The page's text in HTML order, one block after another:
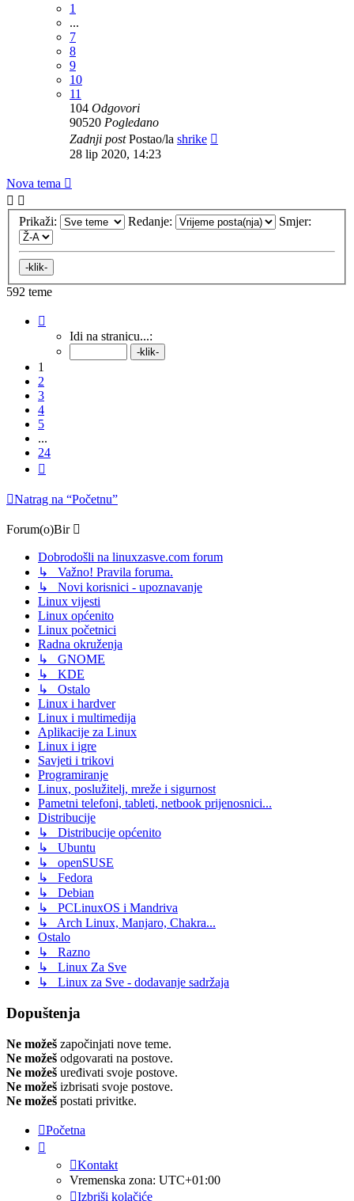
1
...
7
8
9
10
11
104 Odgovori
90520 Pogledano
Zadnji postPostao/la shrike
28 lip 2020, 14:23
Nova tema
Prikaži: Redanje: Smjer:
592 teme
24 .Idi na stranicu...:
1
2
3
4
5
...
24
Natrag na “Početnu”
Forum(o)Bir
Dobrodošli na linuxzasve.com forum
↳ Važno! Pravila foruma.
↳ Novi korisnici - upoznavanje
Linux vijesti
Linux općenito
Linux početnici
Radna okruženja
↳ GNOME
↳ KDE
↳ Ostalo
Linux i hardver
Linux i multimedija
Aplikacije za Linux
Linux i igre
Savjeti i trikovi
Programiranje
Linux, poslužitelj, mreže i sigurnost
Pametni telefoni, tableti, netbook prijenosnici...
Distribucije
↳ Distribucije općenito
↳ Ubuntu
↳ openSUSE
↳ Fedora
↳ Debian
↳ PCLinuxOS i Mandriva
↳ Arch Linux, Manjaro, Chakra...
Ostalo
↳ Razno
↳ Linux Za Sve
↳ Linux za Sve - dodavanje sadržaja
Dopuštenja
Ne možeš započinjati nove teme.
Ne možeš odgovarati na postove.
Ne možeš uređivati svoje postove.
Ne možeš izbrisati svoje postove.
Ne možeš postati privitke.
Početna
Kontakt
Vremenska zona: UTC+01:00
Izbriši kolačiće